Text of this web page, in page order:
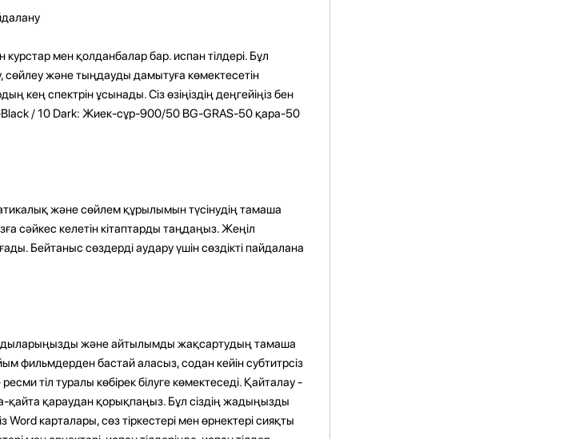
курстар мен қолданбалар бар. испан тілдері. Бұл
сөйлеу және тыңдауды дамытуға көмектесетін
кең спектрін ұсынады. Сіз өзіңіздің деңгейіңіз бен
/ 10 Dark: Жиек-сұр-900/50 BG-GRAS-50 қара-50
және сөйлем құрылымын түсінудің тамаша
сәйкес келетін кітаптарды таңдаңыз. Жеңіл
Бейтаныс сөздерді аудару үшін сөздікті пайдалана
және айтылымды жақсартудың тамаша
фильмдерден бастай аласыз, содан кейін субтитрсіз
тіл туралы көбірек білуге ​​көмектеседі. Қайталау -
қайта қараудан қорықпаңыз. Бұл сіздің жадыңызды
карталары, сөз тіркестері мен өрнектері сияқты